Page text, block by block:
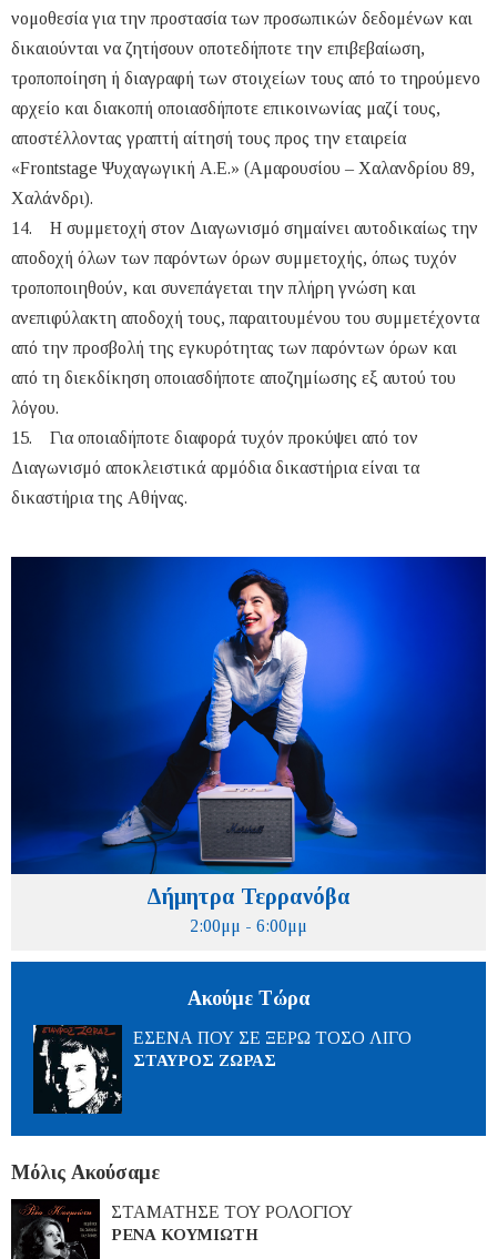
νομοθεσία για την προστασία των προσωπικών δεδομένων και
δικαιούνται να ζητήσουν οποτεδήποτε την επιβεβαίωση,
τροποποίηση ή διαγραφή των στοιχείων τους από το τηρούμενο
αρχείο και διακοπή οποιασδήποτε επικοινωνίας μαζί τους,
αποστέλλοντας γραπτή αίτησή τους προς την εταιρεία
«Frontstage Ψυχαγωγική Α.Ε.» (Αμαρουσίου – Χαλανδρίου 89,
Χαλάνδρι).
14. Η συμμετοχή στον Διαγωνισμό σημαίνει αυτοδικαίως την
αποδοχή όλων των παρόντων όρων συμμετοχής, όπως τυχόν
τροποποιηθούν, και συνεπάγεται την πλήρη γνώση και
ανεπιφύλακτη αποδοχή τους, παραιτουμένου του συμμετέχοντα
από την προσβολή της εγκυρότητας των παρόντων όρων και
από τη διεκδίκηση οποιασδήποτε αποζημίωσης εξ αυτού του
λόγου.
15. Για οποιαδήποτε διαφορά τυχόν προκύψει από τον
Διαγωνισμό αποκλειστικά αρμόδια δικαστήρια είναι τα
δικαστήρια της Αθήνας.
Δήμητρα Τερρανόβα
2:00μμ - 6:00μμ
Ακούμε Τώρα
ΕΣΕΝΑ ΠΟΥ ΣΕ ΞΕΡΩ ΤΟΣΟ ΛΙΓΟ
ΣΤΑΥΡΟΣ ΖΩΡΑΣ
Μόλις Ακούσαμε
ΣΤΑΜΑΤΗΣΕ ΤΟΥ ΡΟΛΟΓΙΟΥ
ΡΕΝΑ ΚΟΥΜΙΩΤΗ